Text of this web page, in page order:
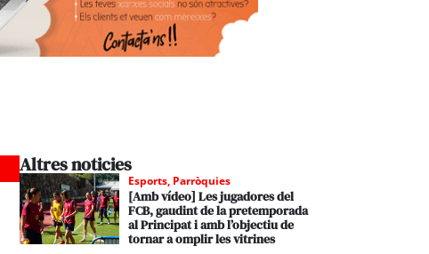
Altres noticies
Esports, Parròquies
[Amb vídeo] Les jugadores del
FCB, gaudint de la pretemporada
al Principat i amb l’objectiu de
tornar a omplir les vitrines